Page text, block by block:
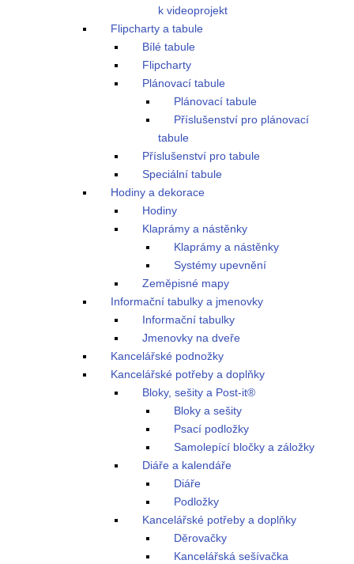
k videoprojekt
Flipcharty a tabule
Bílé tabule
Flipcharty
Plánovací tabule
Plánovací tabule
Příslušenství pro plánovací
tabule
Příslušenství pro tabule
Speciální tabule
Hodiny a dekorace
Hodiny
Klaprámy a nástěnky
Klaprámy a nástěnky
Systémy upevnění
Zeměpisné mapy
Informační tabulky a jmenovky
Informační tabulky
Jmenovky na dveře
Kancelářské podnožky
Kancelářské potřeby a doplňky
Bloky, sešity a Post-it®
Bloky a sešity
Psací podložky
Samolepící bločky a záložky
Diáře a kalendáře
Diáře
Podložky
Kancelářské potřeby a doplňky
Děrovačky
Kancelářská sešívačka